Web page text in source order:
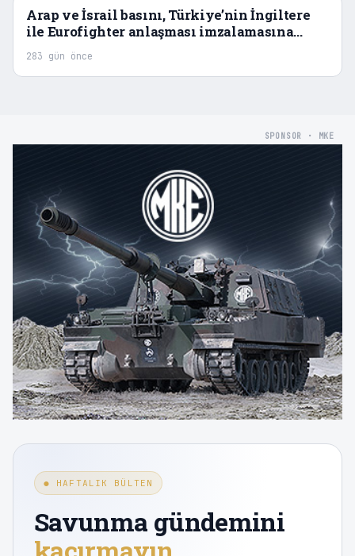
Arap ve İsrail basını, Türkiye’nin İngiltere
ile Eurofighter anlaşması imzalamasına
geniş yer verdi
283 gün önce
SPONSOR · MKE
● HAFTALIK BÜLTEN
Savunma gündemini